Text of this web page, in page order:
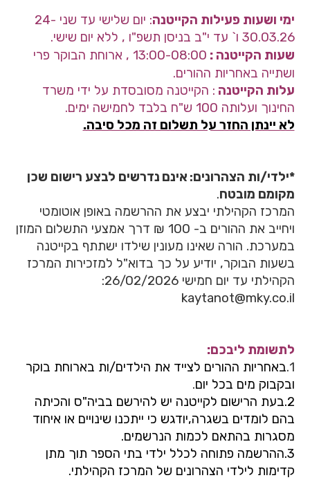
ימי ושעות פעילות הקייטנה
: יום שלישי עד שני 24-
30.03.26 ו` עד י"ב בניסן תשפ"ו , ללא יום שישי.
שעות הקייטנה : 13:00-08:00 , ארוחת הבוקר פרי
ושתייה באחריות ההורים.
עלות הקייטנה : הקייטנה מסובסדת על ידי משרד
החינוך ועלותה 100 ש"ח בלבד לחמישה ימים.
לא יינתן החזר על תשלום זה מכל סיבה.
*ילדי/ות הצהרונים: אינם נדרשים לבצע רישום שכן
מקומם מובטח.
המרכז הקהילתי יבצע את ההרשמה באופן אוטומטי
ויחייב את ההורים ב- 100 ₪ דרך אמצעי התשלום המוזן
במערכת. הורה שאינו מעונין שילדו ישתתף בקייטנה
בשעות הבוקר, יודיע על כך בדוא"ל למזכירות המרכז
הקהילתי עד יום חמישי 26/02/2026:
kaytanot@mky.co.il
לתשומת ליבכם:
1. באחריות ההורים לצייד את הילדים/ות בארוחת בוקר
ובקבוק מים בכל יום.
2.בעת הרישום לקייטנה יש להירשם בביה"ס והכיתה
בהם לומדים בשגרה,יודגש כי ייתכנו שינויים או איחוד
מסגרות בהתאם לכמות הנרשמים.
3.ההרשמה פתוחה לכלל ילדי בתי הספר תוך מתן
קדימות לילדי הצהרונים של המרכז הקהילתי.